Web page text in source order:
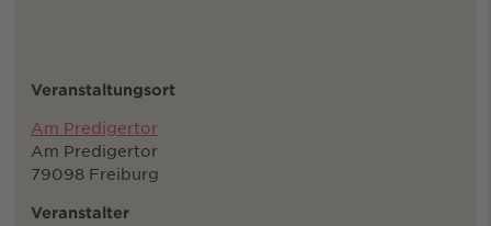
Veranstaltungsort
Am Predigertor
Am Predigertor
79098 Freiburg
Veranstalter